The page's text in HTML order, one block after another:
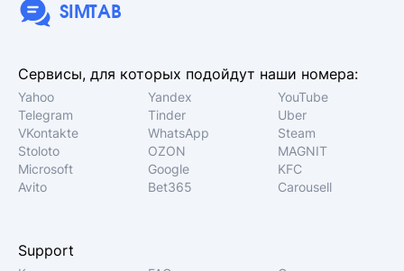
SIMTAB
Сервисы, для которых подойдут наши номера:
Yahoo Yandex
YouTube
Telegram
Tinder
Uber
VKontakte
WhatsApp
Steam
Stoloto
OZON
MAGNIT
Microsoft
Google
KFC
Avito
Bet365 Carousell
Support